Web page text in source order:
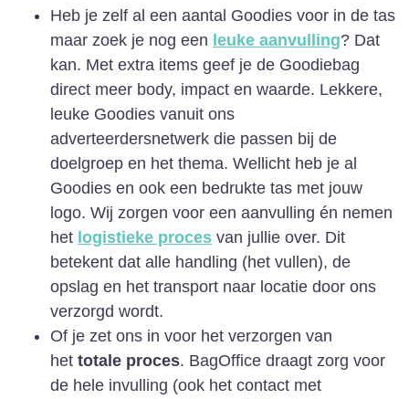
Heb je zelf al een aantal Goodies voor in de tas
maar zoek je nog een leuke aanvulling? Dat
kan. Met extra items geef je de Goodiebag
direct meer body, impact en waarde. Lekkere,
leuke Goodies vanuit ons
adverteerdersnetwerk die passen bij de
doelgroep en het thema. Wellicht heb je al
Goodies en ook een bedrukte tas met jouw
logo. Wij zorgen voor een aanvulling én nemen
het logistieke proces van jullie over. Dit
betekent dat alle handling (het vullen), de
opslag en het transport naar locatie door ons
verzorgd wordt.
Of je zet ons in voor het verzorgen van
het totale proces. BagOffice draagt zorg voor
de hele invulling (ook het contact met